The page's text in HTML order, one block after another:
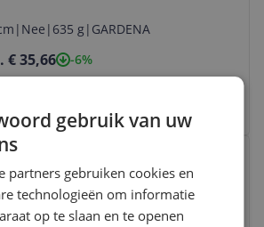
| Nee | 635 g| GARDENA
€ 35,66 -6%
- 750W - Zwart -
|Anders|Paneel
gebruik van uw
partners gebruiken cookies en
technologieën om informatie
op te slaan en te openen